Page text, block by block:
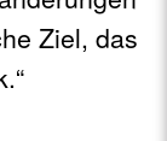
Ziel, das